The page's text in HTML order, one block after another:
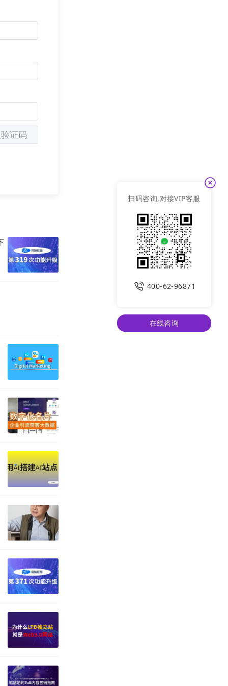
证码
扫码咨询,对接VIP客服
400-62-96871
在线咨询